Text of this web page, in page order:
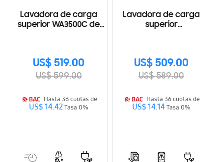
Lavadora de carga
superior WA3500C de
US$ 519.00
US$ 599.00
Hasta 36 cuotas de
US$ 14.42Tasa 0%
Lavadora de carga
superior
US$ 509.00
US$ 589.00
Hasta 36 cuotas de
US$ 14.14Tasa 0%